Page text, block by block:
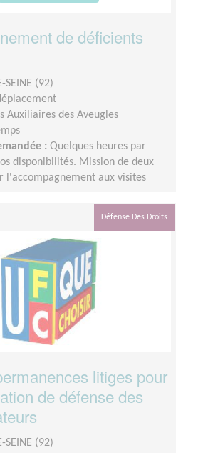
de déficients
SEINE (92)
Auxiliaires des Aveugles
: Quelques heures par
disponibilités. Mission de deux
l'accompagnement aux visites
Défense Des Droits
litiges pour
de défense des
SEINE (92)